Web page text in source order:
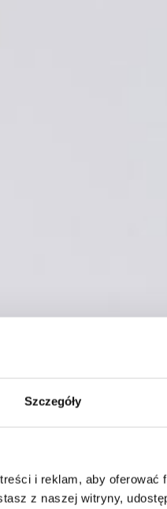
Szczegóły
i reklam, aby oferować
z naszej witryny,